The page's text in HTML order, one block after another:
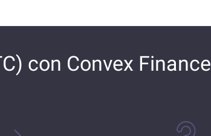
con Convex Finance